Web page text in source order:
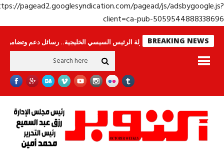
https://pagead2.googlesyndication.com/pagead/js/
client=ca-pub-
BREAKING NEWS
لا ينامون جولة الرئيس السيسي الخليجية.. رسائل دعم وتضامن للأشقاء